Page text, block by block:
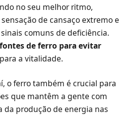
no seu melhor ritmo,
de cansaço extremo e
comuns de deficiência.
fontes de ferro para evitar
a vitalidade.
o ferro também é crucial para
que mantêm a gente com
da produção de energia nas